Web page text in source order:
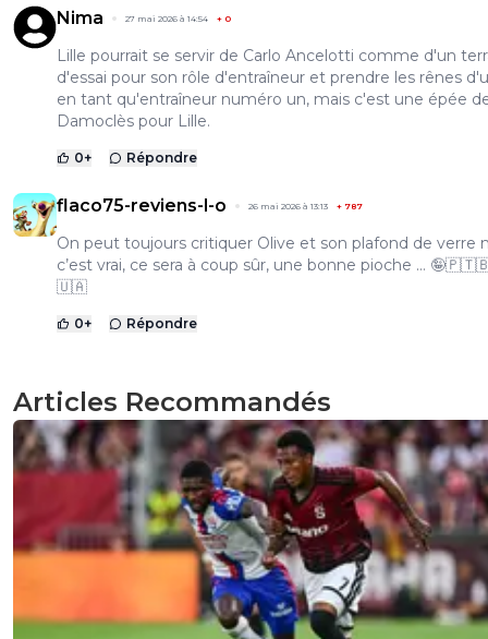
Nima 27 mai 2026 à 14:54 + 0
Lille pourrait se servir de Carlo Ancelotti comme d'un
d'essai pour son rôle d'entraîneur et prendre les rênes
en tant qu'entraîneur numéro un, mais c'est une épée
Damoclès pour Lille.
0+ Répondre
flaco75-reviens-l-o 26 mai 2026 à 13:13 + 787
On peut toujours critiquer Olive et son plafond de verre
c’est vrai, ce sera à coup sûr, une bonne pioche …
🇺🇦
0+ Répondre
Articles Recommandés